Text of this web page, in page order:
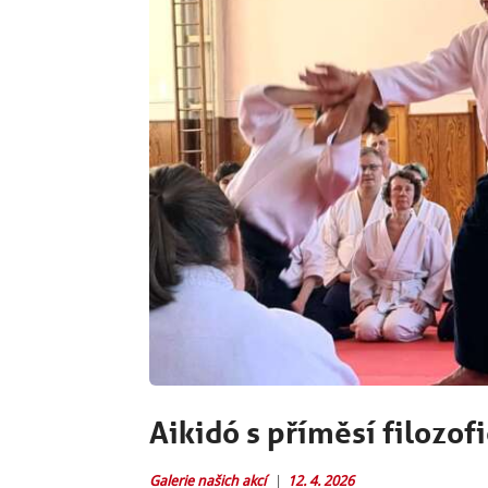
Aikidó s příměsí
Galerie našich akcí 12. 4. 2026